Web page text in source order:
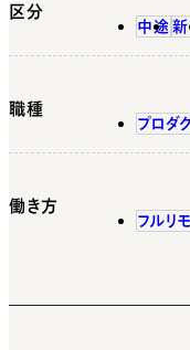
区分
中途
職種
プロダ
働き方
フルリ